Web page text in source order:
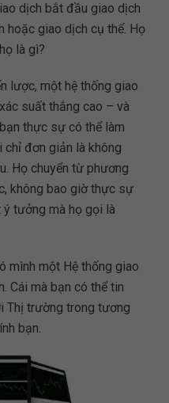
dịch bắt đầu giao dịch
hoặc giao dịch cụ thể. Họ
là gì?
lược, một hệ thống giao
suất thắng cao – và
thực sự có thể làm
đơn giản là không
Họ chuyển từ phương
không bao giờ thực sự
tưởng mà họ gọi là
mình một Hệ thống giao
Cái mà bạn có thể tin
Thị trường trong tương
bạn.